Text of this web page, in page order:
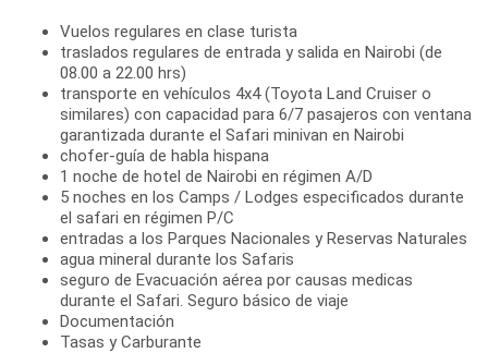
Vuelos regulares en clase turista
traslados regulares de entrada y salida en Nairobi (de
08.00 a 22.00 hrs)
transporte en vehículos 4x4 (Toyota Land Cruiser o
similares) con capacidad para 6/7 pasajeros con ventana
garantizada durante el Safari minivan en Nairobi
chofer-guía de habla hispana
1 noche de hotel de Nairobi en régimen A/D
5 noches en los Camps / Lodges especificados durante
el safari en régimen P/C
entradas a los Parques Nacionales y Reservas Naturales
agua mineral durante los Safaris
seguro de Evacuación aérea por causas medicas
durante el Safari. Seguro básico de viaje
Documentación
Tasas y Carburante